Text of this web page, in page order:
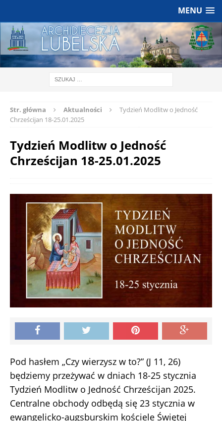
MENU
Str. główna Aktualności
Tydzień Modlitw o Jedność
Chrześcijan 18-25.01.2025
Tydzień Modlitw o Jedność
Chrześcijan 18-25.01.2025
Pod hasłem „Czy wierzysz w to?” (J 11, 26)
będziemy przeżywać w dniach 18-25 stycznia
Tydzień Modlitw o Jedność Chrześcijan 2025.
Centralne obchody odbędą się 23 stycznia w
ewangelicko-augsburskim kościele Świętej